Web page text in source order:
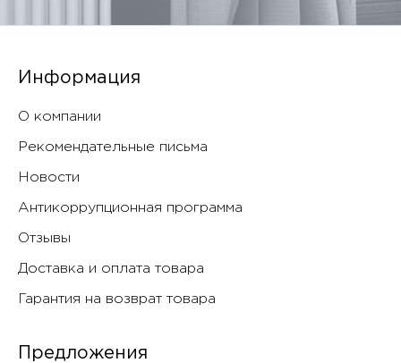
Информация
О компании
Рекомендательные письма
Новости
Антикоррупционная программа
Отзывы
Доставка и оплата товара
Гарантия на возврат товара
Предложения